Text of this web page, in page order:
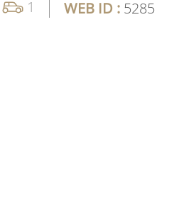
1 WEB ID : 5285